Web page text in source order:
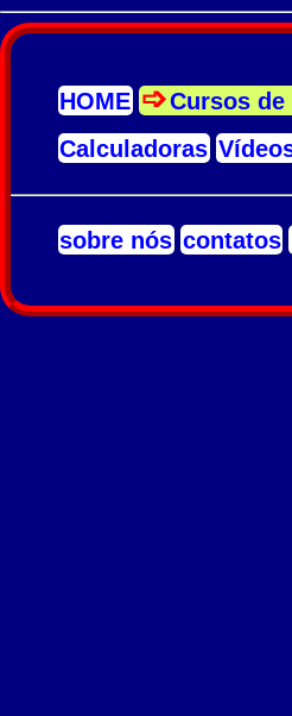
HOME
Cursos
Calculadoras
sobre nós contatos